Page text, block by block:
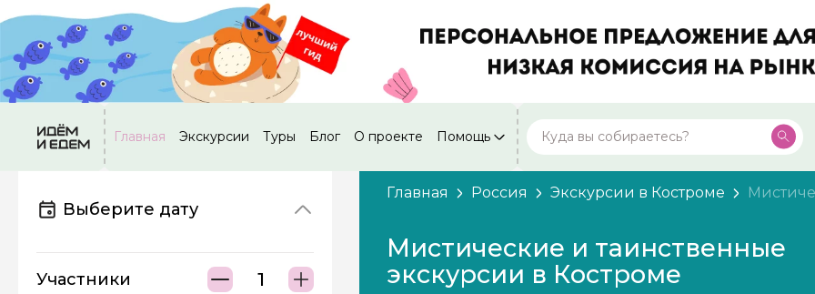
Главная Экскурсии Туры Блог О проекте Помощь
Москва
Россия
Нижний Новгород
Россия
Посмотреть все города
Выберите дату
Участники
Главная Россия Экскурсии в Костроме
Мистические и таинственные
экскурсии в Костроме